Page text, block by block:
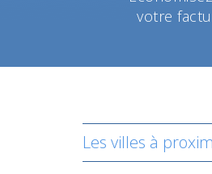
votre
Les villes à